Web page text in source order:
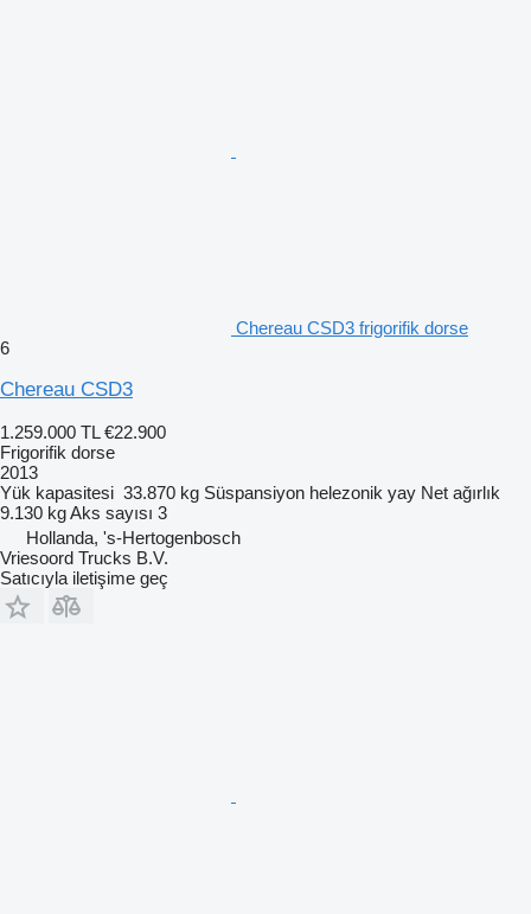
Chereau CSD3 frigorifik dorse
6
Chereau CSD3
1.259.000 TL €22.900
Frigorifik dorse
2013
Yük kapasitesi 33.870 kg Süspansiyon helezonik yay Net ağırlık
9.130 kgAks sayısı 3
Hollanda, 's-Hertogenbosch
Vriesoord Trucks B.V.
Satıcıyla iletişime geç